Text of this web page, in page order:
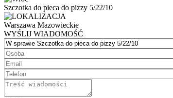
Szczotka do pieca do pizzy 5/22/10
Warszawa Mazowieckie
WYŚLIJ WIADOMOŚĆ